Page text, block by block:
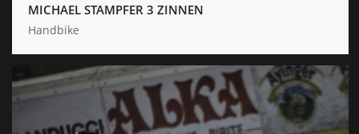
MICHAEL STAMPFER 3 ZINNEN
Handbike